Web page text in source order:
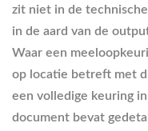
zit niet in de
in de aard van de
Waar een
op locatie betreft met
een volledige keuring
document bevat